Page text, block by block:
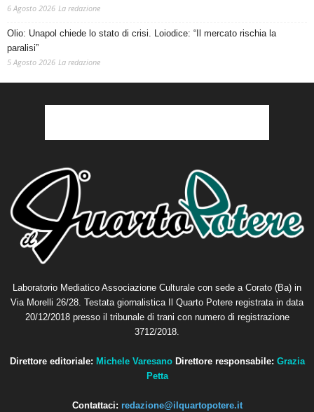
6 Agosto 2026 La redazione
Olio: Unapol chiede lo stato di crisi. Loiodice: “Il mercato rischia la
paralisi”
5 Agosto 2026 La redazione
Laboratorio Mediatico Associazione Culturale con sede a Corato (Ba) in
Via Morelli 26/28. Testata giornalistica Il Quarto Potere registrata in data
20/12/2018 presso il tribunale di trani con numero di registrazione
3712/2018.
Direttore editoriale: Michele Varesano Direttore responsabile: Grazia
Petta
Contattaci: redazione@ilquartopotere.it